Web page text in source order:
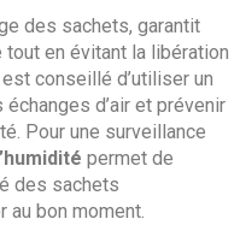
des sachets, garantit
en évitant la libération
conseillé d’utiliser un
d’air et prévenir
Pour une surveillance
permet de
des sachets
au bon moment.